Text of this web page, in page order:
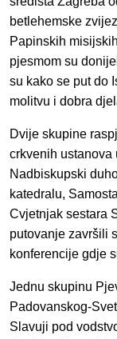
betlehemske
Papinskih
pjesmom su
su kako se put do
molitvu i dobra
Dvije skupine
crkvenih ustanova
Nadbiskupski
katedralu,
Cvjetnjak sestara
putovanje završili
konferencije gdje
Jednu skupinu
Padovanskog-
Slavuji pod